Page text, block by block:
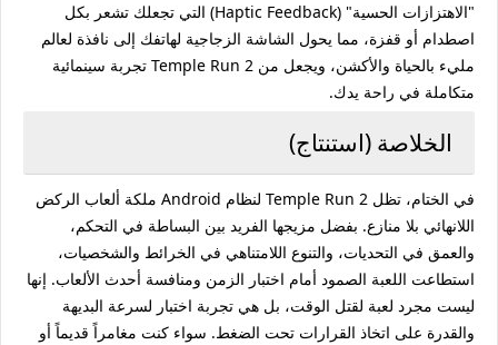
"الاهتزازات الحسية" (Haptic Feedback) التي تجعلك تشعر بكل
اصطدام أو قفزة، مما يحول الشاشة الزجاجية لهاتفك إلى نافذة لعالم
مليء بالحياة والأكشن، ويجعل من Temple Run 2 تجربة سينمائية
متكاملة في راحة يدك.
الخلاصة (استنتاج)
في الختام، تظل Temple Run 2 لنظام Android ملكة ألعاب الركض
اللانهائي بلا منازع. بفضل مزيجها الفريد بين البساطة في التحكم،
والعمق في التحديات، والتنوع اللامتناهي في الخرائط والشخصيات،
استطاعت اللعبة الصمود أمام اختبار الزمن ومنافسة أحدث الألعاب. إنها
ليست مجرد لعبة لقتل الوقت، بل هي تجربة اختبار لسرعة البديهة
والقدرة على اتخاذ القرارات تحت الضغط. سواء كنت مغامراً قديماً أو